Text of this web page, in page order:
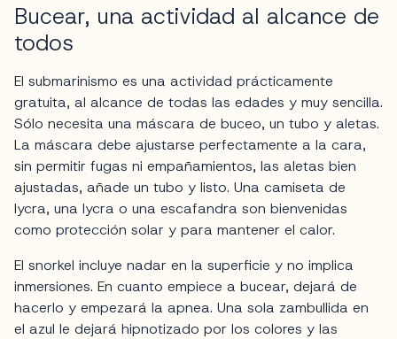
Bucear, una actividad al alcance de
todos
El submarinismo es una actividad prácticamente
gratuita, al alcance de todas las edades y muy sencilla.
Sólo necesita una máscara de buceo, un tubo y aletas.
La máscara debe ajustarse perfectamente a la cara,
sin permitir fugas ni empañamientos, las aletas bien
ajustadas, añade un tubo y listo. Una camiseta de
lycra, una lycra o una escafandra son bienvenidas
como protección solar y para mantener el calor.
El snorkel incluye nadar en la superficie y no implica
inmersiones. En cuanto empiece a bucear, dejará de
hacerlo y empezará la apnea. Una sola zambullida en
el azul le dejará hipnotizado por los colores y las